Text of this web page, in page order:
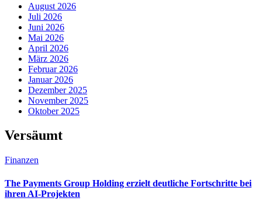
August 2026
Juli 2026
Juni 2026
Mai 2026
April 2026
März 2026
Februar 2026
Januar 2026
Dezember 2025
November 2025
Oktober 2025
Versäumt
Finanzen
The Payments Group Holding erzielt deutliche Fortschritte bei
ihren AI-Projekten